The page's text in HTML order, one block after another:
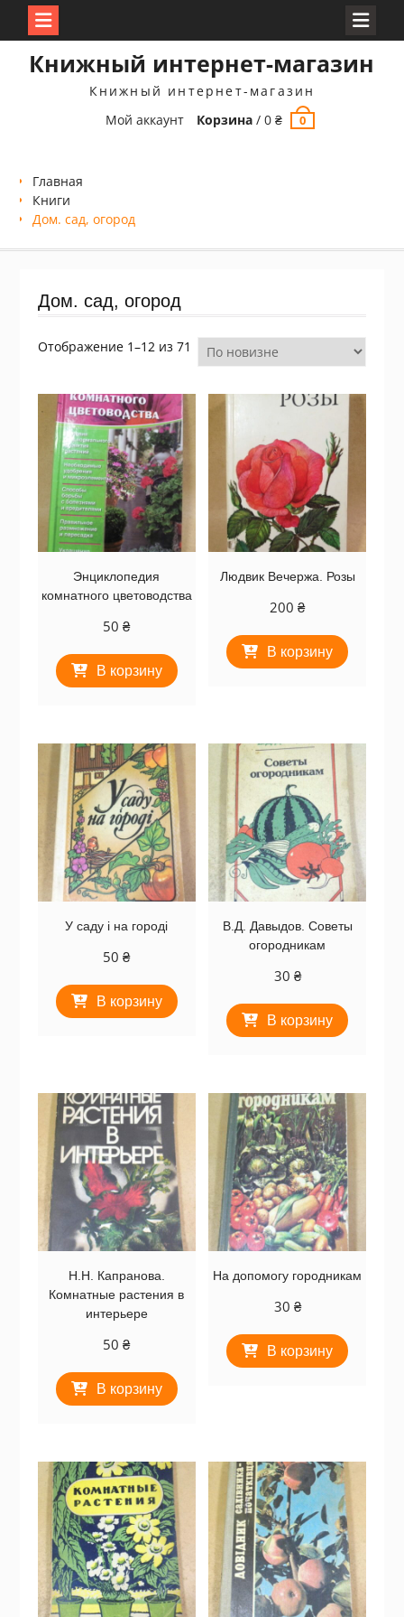
Книжный интернет-магазин
Книжный интернет-магазин
Мой аккаунт
Корзина /0₴ 0
Главная
Книги
Дом. сад, огород
Дом. сад, огород
Отображение 1–12 из 71 Сортировка:
самые
Энциклопедия
комнатного цветоводства
50₴
В корзину
Людвик Вечержа. Розы
200₴
В корзину
У саду і на городі
50₴
В корзину
В.Д. Давыдов. Советы
огородникам
30 ₴
В корзину
Н.Н. Капранова.
Комнатные растения в
интерьере
50₴
В корзину
На допомогу городникам
30 ₴
В корзину